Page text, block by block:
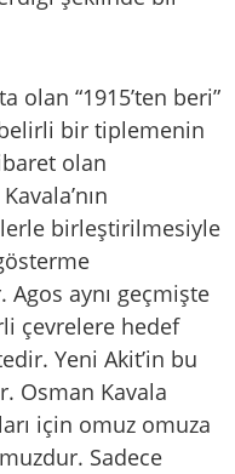
olan “1915’ten beri”
bir tiplemenin
olan
birleştirilmesiyle
Agos aynı geçmişte
çevrelere hedef
Yeni Akit’in bu
Osman Kavala
için omuz omuza
Sadece